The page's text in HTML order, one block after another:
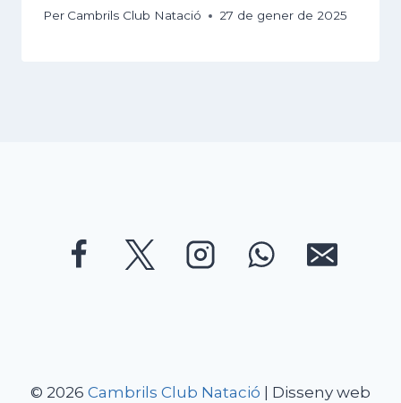
Per Cambrils Club Natació 27 de gener de 2025
© 2026 Cambrils Club Natació | Disseny web